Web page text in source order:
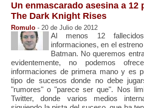
Un enmascarado asesina a
The Dark Knight Rises
Romulo - 20 de Julio de 2012
Al menos 12
informaciones, en el
Batman. No queremos
evidentemente, no podemos
informaciones de primera mano y es
tipo de sucesos donde no debe
"rumores" o "parece ser que". Nos
Twitter, donde varios medios